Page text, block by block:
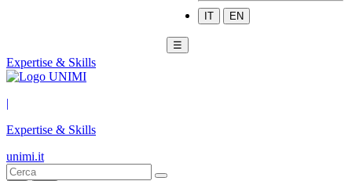
IT EN
☰
Expertise & Skills
|
Expertise & Skills
unimi.it